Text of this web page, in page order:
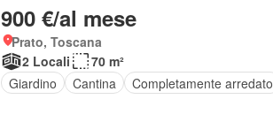
900 €/al mese
Prato, Toscana
2 Locali
70 m²
Giardino
Cantina Completamente arredato